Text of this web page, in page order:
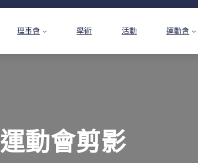
理事會 學術 活動 運動會
運動會剪影